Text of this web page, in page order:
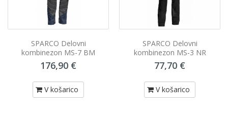
SPARCO Delovni
kombinezon MS-7 BM
176,90 €
V košarico
SPARCO Delovni
kombinezon MS-3 NR
77,70 €
V košarico